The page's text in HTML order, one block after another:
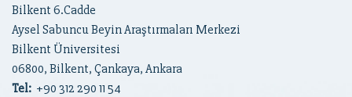
Bilkent 6.Cadde
Aysel Sabuncu Beyin Araştırmaları Merkezi
Bilkent Üniversitesi
06800, Bilkent, Çankaya, Ankara
Tel: +90 312 290 11 54